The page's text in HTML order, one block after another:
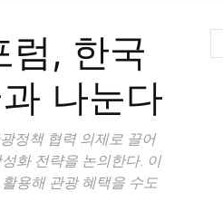
럼, 한국
나눈다
정책 협력 의제로 끌어
화 전략을 논의한다. 이
용해 관광 혜택을 수도